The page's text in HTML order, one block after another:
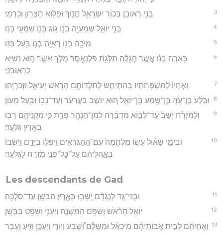
3 בְּנֵ֥י רְאוּבֵ֖ן בְּכ֣וֹר יִשְׂרָאֵ֑ל חֲנ֥וֹךְ וּפַלּ֖וּא חֶצְר֥וֹן וְכַרְמִֽי׃
4 בְּנֵ֖י יוֹאֵ֑ל שְׁמַֽעְיָ֥ה בְנ֛וֹ גּ֥וֹג בְּנ֖וֹ שִׁמְעִ֥י בְנֽוֹ׃
5 מִיכָ֥ה בְנ֛וֹ רְאָיָ֥ה בְנ֖וֹ בַּ֥עַל בְּנֽוֹ׃
6
בְּאֵרָ֣ה בְנ֔וֹ אֲשֶׁ֣ר הֶגְלָ֔ה תִּלְּגַ֥ת פִּלְנְאֶ֖סֶר מֶ֣לֶךְ אַשֻּׁ֑ר ה֥וּא נָשִׂ֖יא
לָרֽאוּבֵנִֽי׃
7 וְאֶחָיו֙ לְמִשְׁפְּחֹתָ֔יו בְּהִתְיַחֵ֖שׂ לְתֹלְדוֹתָ֑ם הָרֹ֥אשׁ יְעִיאֵ֖ל וּזְכַרְיָֽהוּ׃
8 וּבֶ֙לַע֙ בֶּן־עָזָ֔ז בֶּן־שֶׁ֖מַע בֶּן־יוֹאֵ֑ל ה֚וּא יוֹשֵׁ֣ב בַּעֲרֹעֵ֔ר וְעַד־נְב֖וֹ וּבַ֥עַל מְעֽוֹן׃
9
וְלַמִּזְרָ֗ח יָשַׁב֙ עַד־לְב֣וֹא מִדְבָּ֔רָה לְמִן־הַנָּהָ֖ר פְּרָ֑ת כִּ֧י מִקְנֵיהֶ֛ם רָב֖וּ
בְּאֶ֥רֶץ גִּלְעָֽד׃
10
וּבִימֵ֣י שָׁא֗וּל עָשׂ֤וּ מִלְחָמָה֙ עִם־הַֽהַגְרִאִ֔ים וַֽיִּפְּל֖וּ בְּיָדָ֑ם וַיֵּשְׁבוּ֙
בְּאָ֣הֳלֵיהֶ֔ם עַֽל־כָּל־פְּנֵ֖י מִזְרָ֥ח לַגִּלְעָֽד׃
Les descendants de Gad
11 וּבְנֵי־גָ֣ד לְנֶגְדָּ֗ם יָֽשְׁב֛וּ בְּאֶ֥רֶץ הַבָּשָׁ֖ן עַד־סַלְכָֽה׃
12 יוֹאֵ֣ל הָרֹ֔אשׁ וְשָׁפָ֖ם הַמִּשְׁנֶ֑ה וְיַעְנַ֥י וְשָׁפָ֖ט בַּבָּשָֽׁן׃
13 וַאֲחֵיהֶ֞ם לְבֵ֣ית אֲבוֹתֵיהֶ֗ם מִֽיכָאֵ֡ל וּמְשֻׁלָּ֡ם וְ֠שֶׁבַע וְיוֹרַ֧י וְיַעְכָּ֛ן וְזִ֥יעַ וָעֵ֖בֶר